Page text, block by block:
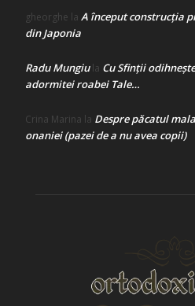
gheorghe la A început construcţia
din Japonia
Radu Mungiula Cu Sfinții
adormitei roabei Tale…
Crina Marina la Despre păcatul
onaniei (pazei de a nu avea copii)